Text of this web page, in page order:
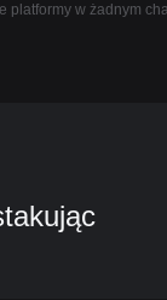
w żadnym